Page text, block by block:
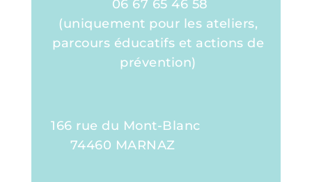
06 67 65 46 58
(uniquement pour les ateliers,
parcours éducatifs et actions de
prévention)
166 rue du Mont-Blanc
74460 MARNAZ